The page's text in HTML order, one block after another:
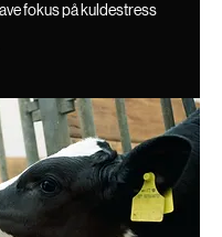
fokus på kuldestress